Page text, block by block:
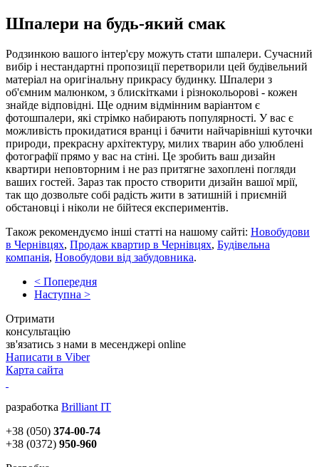
Шпалери на будь-який смак
Родзинкою вашого інтер'єру можуть стати шпалери. Сучасний
вибір і нестандартні пропозиції перетворили цей будівельний
матеріал на оригінальну прикрасу будинку. Шпалери з
об'ємним малюнком, з блискітками і різнокольорові - кожен
знайде відповідні. Ще одним відмінним варіантом є
фотошпалери, які стрімко набирають популярності. У вас є
можливість прокидатися вранці і бачити найчарівніші куточки
природи, прекрасну архітектуру, милих тварин або улюблені
фотографії прямо у вас на стіні. Це зробить ваш дизайн
квартири неповторним і не раз притягне захоплені погляди
ваших гостей. Зараз так просто створити дизайн вашої мрії,
так що дозвольте собі радість жити в затишній і приємній
обстановці і ніколи не бійтеся експериментів.
Також рекомендуємо інші статті на нашому сайті: Новобудови
в Чернівцях, Продаж квартир в Чернівцях, Будівельна
компанія, Новобудови від забудовника.
< Попередня
Наступна >
Отримати
консультацію
зв'язатись з нами в месенджері online
Написати в Viber
Карта сайта
разработка Brilliant IT
+38 (050) 374-00-74
+38 (0372) 950-960